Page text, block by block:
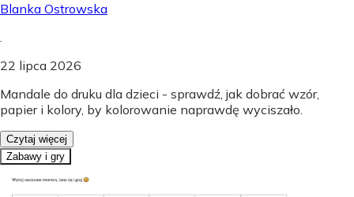
Blanka Ostrowska
22 lipca 2026
Mandale do druku dla dzieci - sprawdź, jak dobrać wzór,
papier i kolory, by kolorowanie naprawdę wyciszało.
Czytaj więcej
Zabawy i gry